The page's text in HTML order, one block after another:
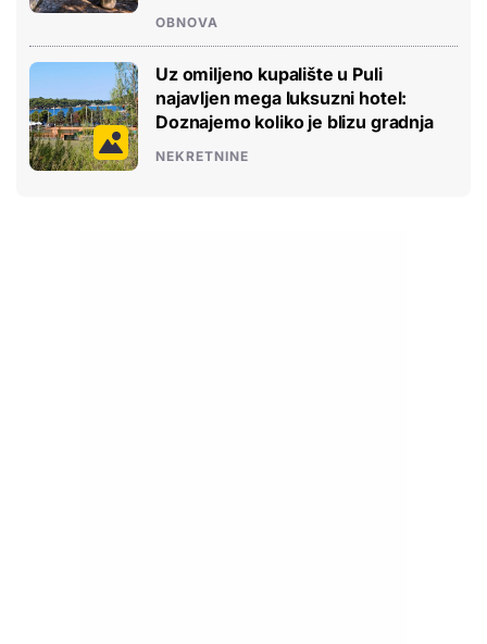
OBNOVA
Uz omiljeno kupalište u Puli
najavljen mega luksuzni hotel:
Doznajemo koliko je blizu gradnja
NEKRETNINE